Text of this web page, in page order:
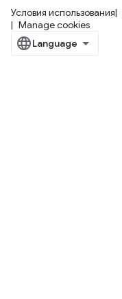
Условия использования
Manage cookies